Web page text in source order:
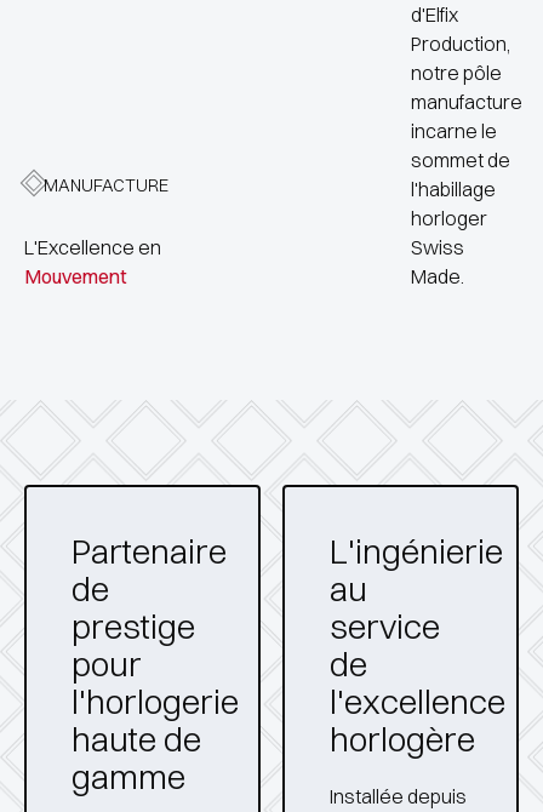
MANUFACTURE
L'Excellence en
Mouvement
d'Elfix
Production,
notre pôle
manufacture
incarne le
sommet de
l'habillage
horloger
Swiss
Made.
Partenaire
de
prestige
pour
l'horlogerie
haute de
gamme
L'ingénierie
au
service
de
l'excellence
horlogère
Installée depuis